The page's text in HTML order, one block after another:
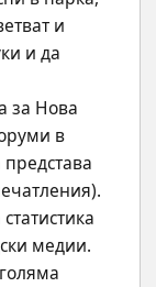
и
и да
за Нова
в
медии.